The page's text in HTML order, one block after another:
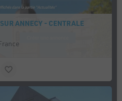
ANNECY - CENTRALE